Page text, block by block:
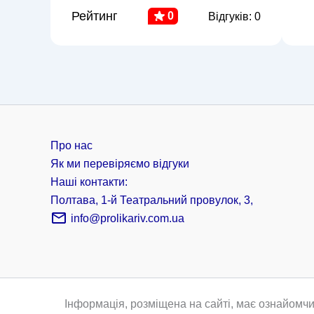
Рейтинг 0 Відгуків: 0
Про нас
Як ми перевіряємо відгуки
Наші контакти:
Полтава, 1-й Театральний провулок, 3,
info@prolikariv.com.ua
Інформація, розміщена на сайті, має